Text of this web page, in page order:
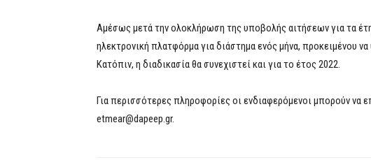
Αμέσως μετά την ολοκλήρωση της υποβολής αιτήσεων για τα
ηλεκτρονική πλατφόρμα για διάστημα ενός μήνα, προκειμένου
Κατόπιν, η διαδικασία θα συνεχιστεί και για το έτος 2022.
Για περισσότερες πληροφορίες οι ενδιαφερόμενοι μπορούν να
etmear@dapeep.gr.